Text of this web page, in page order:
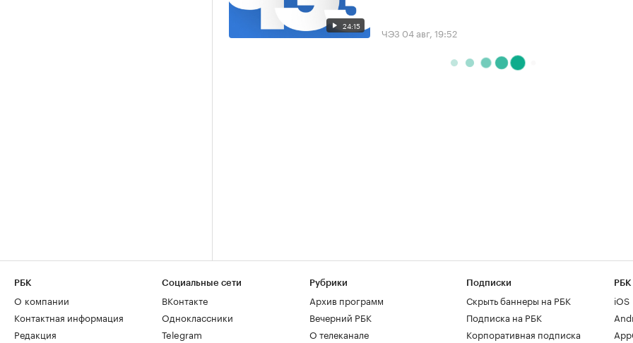
24:15 ЧЭЗ 04 авг, 19:52
РБК
О компании
Контактная информация
Редакция
Социальные сети
ВКонтакте
Одноклассники
Telegram
Рубрики
Архив программ
Вечерний РБК
О телеканале
Подписки
Скрыть баннеры на РБК
Подписка на РБК
Корпоративная подписка
РБК
iOS